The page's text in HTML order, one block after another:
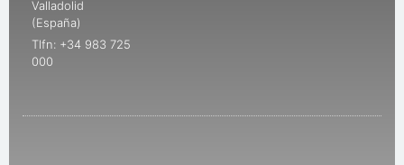
Valladolid
(España)
Tlfn: +34 983 725
000